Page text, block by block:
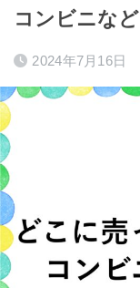
コンビニな
2024年7月16日